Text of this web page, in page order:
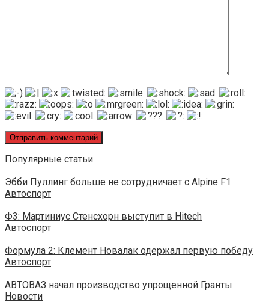
Популярные статьи
Эбби Пуллинг больше не сотрудничает с Alpine F1
Автоспорт
Ф3: Мартиниус Стенсхорн выступит в Hitech
Автоспорт
Формула 2: Клемент Новалак одержал первую победу
Автоспорт
АВТОВАЗ начал производство упрощенной Гранты
Новости